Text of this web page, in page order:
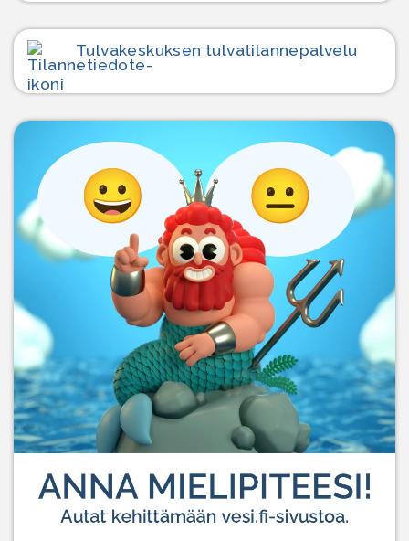
Tulvakeskuksen tulvatilanne­palvelu